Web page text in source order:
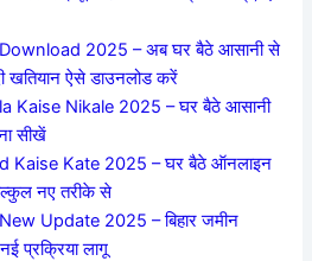
2025 – अब घर बैठे आसानी से
खतियान ऐसे डाउनलोड करें
Kaise Nikale 2025 – घर बैठे आसानी
सीखें
Kaise Kate 2025 – घर बैठे ऑनलाइन
नए तरीके से
Update 2025 – बिहार जमीन
प्रक्रिया लागू